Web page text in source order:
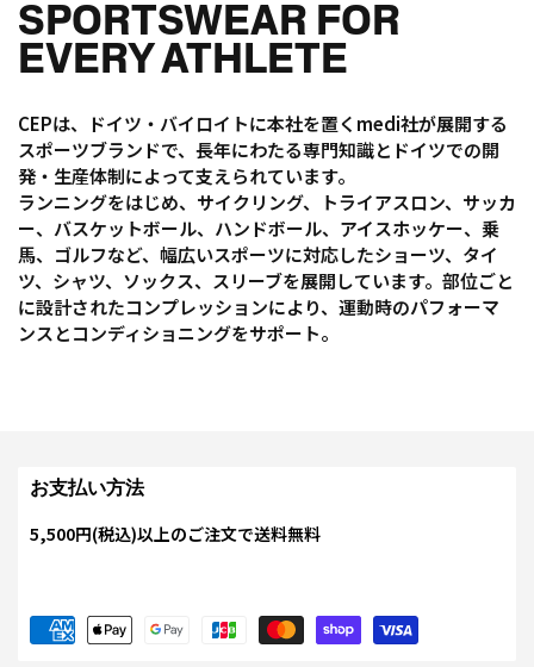
SPORTSWEAR FOR
EVERY ATHLETE
CEPは、ドイツ・バイロイトに本社を置くmedi社が展開する
スポーツブランドで、長年にわたる専門知識とドイツでの開
発・生産体制によって支えられています。
ランニングをはじめ、サイクリング、トライアスロン、サッカ
ー、バスケットボール、ハンドボール、アイスホッケー、乗
馬、ゴルフなど、幅広いスポーツに対応したショーツ、タイ
ツ、シャツ、ソックス、スリーブを展開しています。部位ごと
に設計されたコンプレッションにより、運動時のパフォーマ
ンスとコンディショニングをサポート。
お支払い方法
5,500円(税込)以上のご注文で送料無料